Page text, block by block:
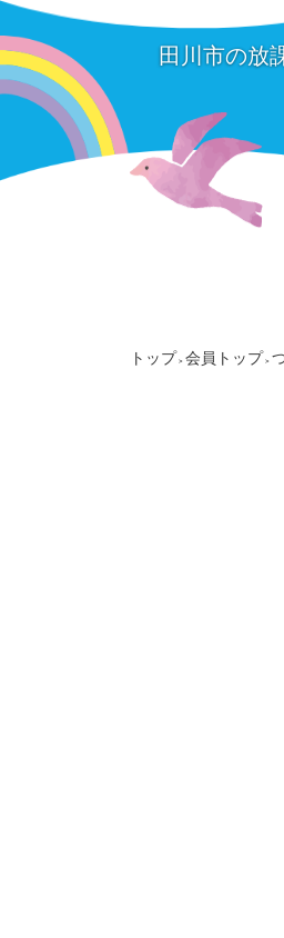
田川市の放
トップ > 会員トップ >